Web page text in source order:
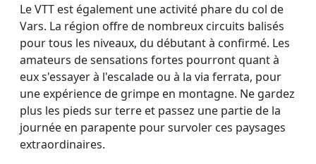
Le VTT est également une activité phare du col de
Vars. La région offre de nombreux circuits balisés
pour tous les niveaux, du débutant à confirmé. Les
amateurs de sensations fortes pourront quant à
eux s'essayer à l'escalade ou à la via ferrata, pour
une expérience de grimpe en montagne. Ne gardez
plus les pieds sur terre et passez une partie de la
journée en parapente pour survoler ces paysages
extraordinaires.